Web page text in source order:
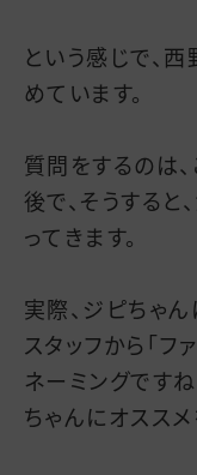
という感じで、
めています。
質問をするのは
後で、そうする
ってきます。
実際、ジピちゃ
スタッフから「フ
ネーミングです
ちゃんにオススメ